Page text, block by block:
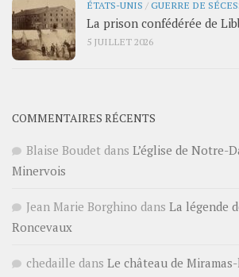
ÉTATS-UNIS /GUERRE DE
La prison confédérée de
5 JUILLET 2026
COMMENTAIRES RÉCENTS
Blaise Boudet dans L’église de Notre-
Minervois
Jean Marie Borghino dans La légende
Roncevaux
chedaille dans Le château de